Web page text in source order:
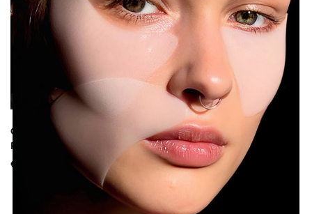
Over Size Eye & Cheek
Patches | Trattamento Intensivo
Anti-Età
€ 40.00